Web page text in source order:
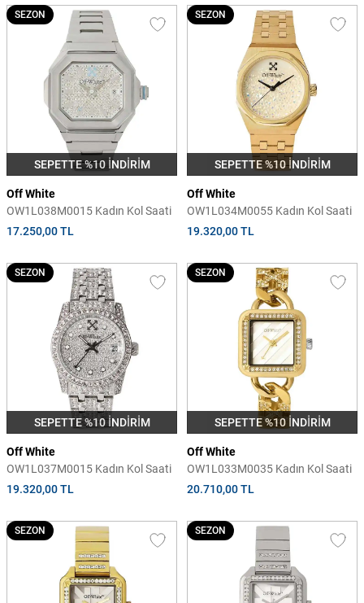
SEPETTE %10 İNDİRİM
SEZON
Off White
OW1L038M0015 Kadın Kol Saati
17.250,00 TL
SEPETTE %10 İNDİRİM
SEZON
Off White
OW1L034M0055 Kadın Kol Saati
19.320,00 TL
SEPETTE %10 İNDİRİM
SEZON
Off White
OW1L037M0015 Kadın Kol Saati
19.320,00 TL
SEPETTE %10 İNDİRİM
SEZON
Off White
OW1L033M0035 Kadın Kol Saati
20.710,00 TL
SEZON SEZON